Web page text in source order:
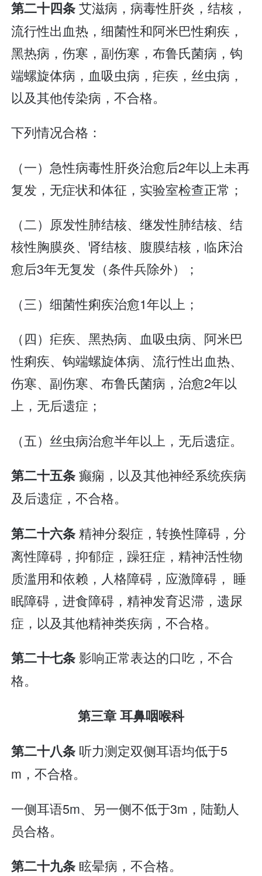
第二十四条艾滋病，病毒性肝炎，结核，
流行性出血热，细菌性和阿米巴性痢疾，
黑热病，伤寒，副伤寒，布鲁氏菌病，钩
端螺旋体病，血吸虫病，疟疾，丝虫病，
以及其他传染病，不合格。
下列情况合格：
（一）急性病毒性肝炎治愈后2年以上未再
复发，无症状和体征，实验室检查正常；
（二）原发性肺结核、继发性肺结核、结
核性胸膜炎、肾结核、腹膜结核，临床治
愈后3年无复发（条件兵除外）；
（三）细菌性痢疾治愈1年以上；
（四）疟疾、黑热病、血吸虫病、阿米巴
性痢疾、钩端螺旋体病、流行性出血热、
伤寒、副伤寒、布鲁氏菌病，治愈2年以
上，无后遗症；
（五）丝虫病治愈半年以上，无后遗症。
第二十五条癫痫，以及其他神经系统疾病
及后遗症，不合格。
第二十六条精神分裂症，转换性障碍，分
离性障碍，抑郁症，躁狂症，精神活性物
质滥用和依赖，人格障碍，应激障碍， 睡
眠障碍，进食障碍，精神发育迟滞，遗尿
症，以及其他精神类疾病，不合格。
第二十七条影响正常表达的口吃，不合
格。
第三章 耳鼻咽喉科
第二十八条 听力测定双侧耳语均低于5
m，不合格。
一侧耳语5m、另一侧不低于3m，陆勤人
员合格。
第二十九条 眩晕病，不合格。